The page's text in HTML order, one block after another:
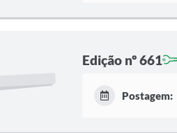
Edição nº 661
Postagem: